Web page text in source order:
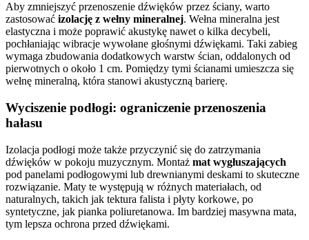
Aby zmniejszyć przenoszenie dźwięków przez ściany, warto
zastosować izolację z wełny mineralnej. Wełna mineralna jest
elastyczna i może poprawić akustykę nawet o kilka decybeli,
pochłaniając wibracje wywołane głośnymi dźwiękami. Taki zabieg
wymaga zbudowania dodatkowych warstw ścian, oddalonych od
pierwotnych o około 1 cm. Pomiędzy tymi ścianami umieszcza się
wełnę mineralną, która stanowi akustyczną barierę.
Wyciszenie podłogi: ograniczenie przenoszenia
hałasu
Izolacja podłogi może także przyczynić się do zatrzymania
dźwięków w pokoju muzycznym. Montaż mat wygłuszających
pod panelami podłogowymi lub drewnianymi deskami to skuteczne
rozwiązanie. Maty te występują w różnych materiałach, od
naturalnych, takich jak tektura falista i płyty korkowe, po
syntetyczne, jak pianka poliuretanowa. Im bardziej masywna mata,
tym lepsza ochrona przed dźwiękami.